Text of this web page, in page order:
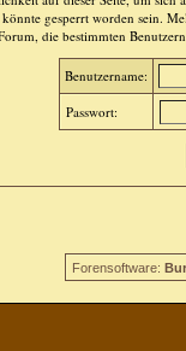
gesperrt worden sein.
die bestimmten
Benutzername:
Passwort:
Forensoftware: